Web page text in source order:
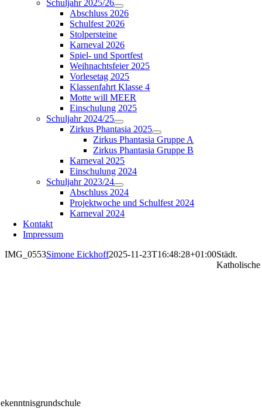
Schuljahr 2025/26
Abschluss 2026
Schulfest 2026
Stolpersteine
Karneval 2026
Spiel- und Sportfest
Weihnachtsfeier 2025
Vorlesetag 2025
Klassenfahrt Klasse 4
Motte will MEER
Einschulung 2025
Schuljahr 2024/25
Zirkus Phantasia 2025
Zirkus Phantasia Gruppe A
Zirkus Phantasia Gruppe B
Karneval 2025
Einschulung 2024
Schuljahr 2023/24
Abschluss 2024
Projektwoche und Schulfest 2024
Karneval 2024
Kontakt
Impressum
IMG_0553Simone Eickhoff2025-11-23T16:48:28+01:00Städt.
Katholische